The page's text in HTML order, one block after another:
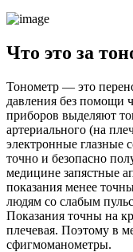
Что это за
Тонометр — это
давления без помощи
приборов выделяют
артериального (на
электронные глазные
точно и безопасно
медицине запястные
показания менее
людям со слабым
Показания точны на
плечевая. Поэтому в
сфигмоманометры.